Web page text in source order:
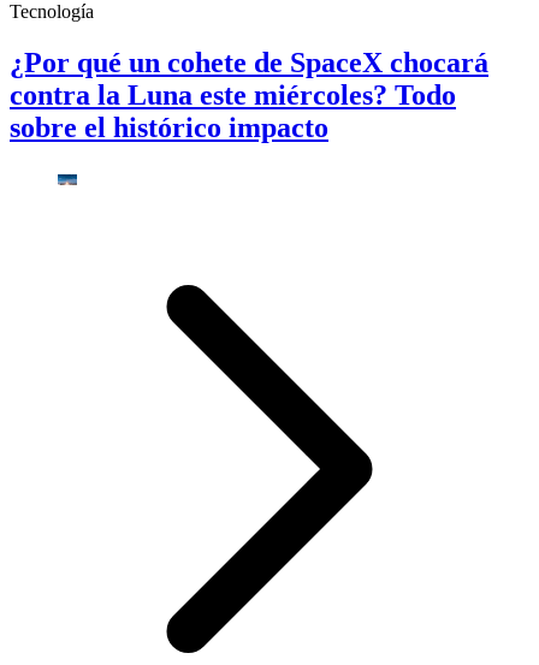
Tecnología
¿Por qué un cohete de SpaceX chocará
contra la Luna este miércoles? Todo
sobre el histórico impacto